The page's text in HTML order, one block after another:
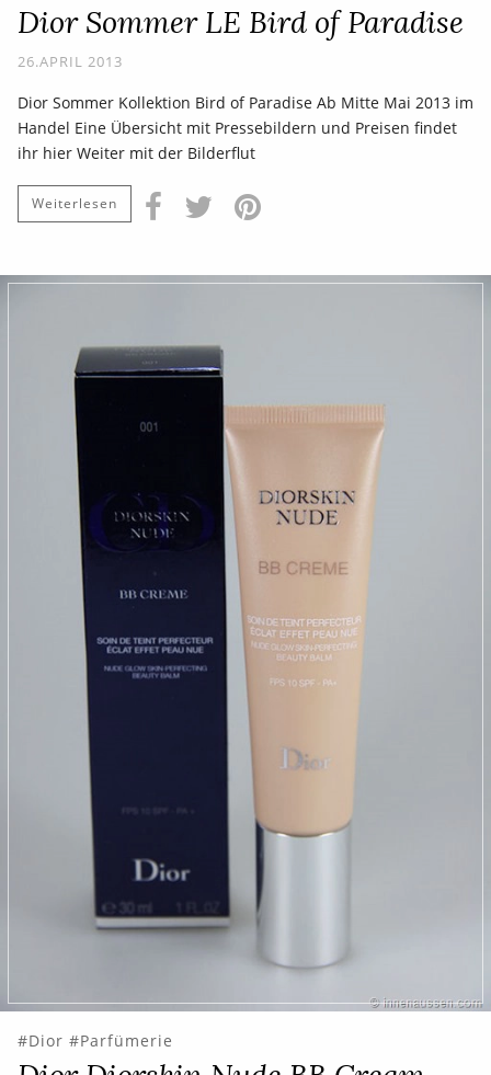
Dior Sommer LE Bird of Paradise
26.APRIL 2013
Dior Sommer Kollektion Bird of Paradise Ab Mitte Mai 2013 im
Handel Eine Übersicht mit Pressebildern und Preisen findet
ihr hier Weiter mit der Bilderflut
Weiterlesen
Dior Parfümerie